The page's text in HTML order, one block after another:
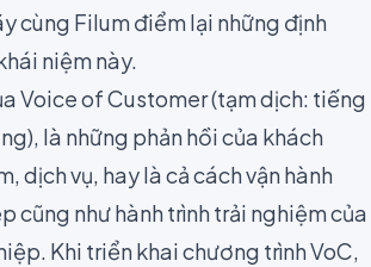
cùng Filum điểm lại những định
niệm này.
Voice of Customer (tạm dịch: tiếng
là những phản hồi của khách
dịch vụ, hay là cả cách vận hành
cũng như hành trình trải nghiệm của
Khi triển khai chương trình VoC,